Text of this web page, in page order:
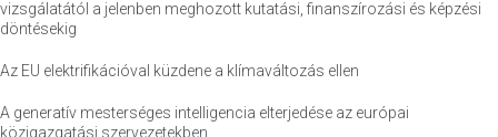
vizsgálatától a jelenben meghozott kutatási, finanszírozási és képzési
döntésekig
Az EU elektrifikációval küzdene a klímaváltozás ellen
A generatív mesterséges intelligencia elterjedése az európai
közigazgatási szervezetekben